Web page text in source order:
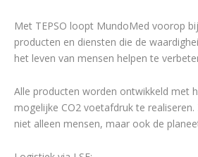
Met TEPSO loopt MundoMed voorop
producten en diensten die de
het leven van mensen helpen te
Alle producten worden ontwikkeld met
mogelijke CO2 voetafdruk te
niet alleen mensen, maar ook de